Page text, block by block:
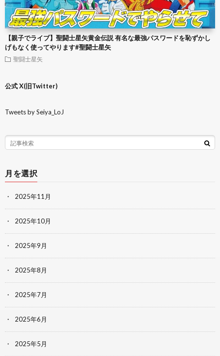
【親子でライブ】聖闘士星矢黄金伝説 有名な最強パスワードを恥ずかし
げもなく使ってやります#聖闘士星矢
聖闘士星矢
公式 X(旧Twitter)
Tweets by Seiya_LoJ
月を選択
2025年11月
2025年10月
2025年9月
2025年8月
2025年7月
2025年6月
2025年5月